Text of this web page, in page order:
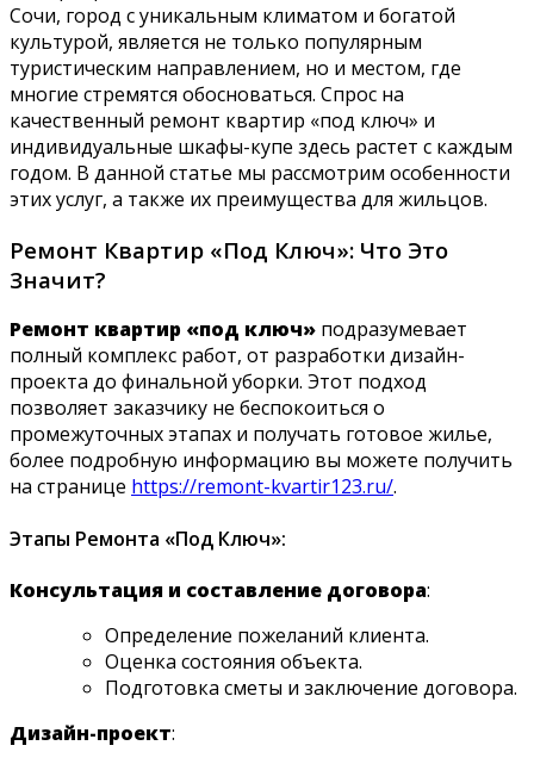
Сочи, город с уникальным климатом и богатой
культурой, является не только популярным
туристическим направлением, но и местом, где
многие стремятся обосноваться. Спрос на
качественный ремонт квартир «под ключ» и
индивидуальные шкафы-купе здесь растет с каждым
годом. В данной статье мы рассмотрим особенности
этих услуг, а также их преимущества для жильцов.
Ремонт Квартир «Под Ключ»: Что Это
Значит?
Ремонт квартир «под ключ» подразумевает
полный комплекс работ, от разработки дизайн-
проекта до финальной уборки. Этот подход
позволяет заказчику не беспокоиться о
промежуточных этапах и получать готовое жилье,
более подробную информацию вы можете получить
на странице https://remont-kvartir123.ru/.
Этапы Ремонта «Под Ключ»:
Консультация и составление договора:
Определение пожеланий клиента.
Оценка состояния объекта.
Подготовка сметы и заключение договора.
Дизайн-проект: